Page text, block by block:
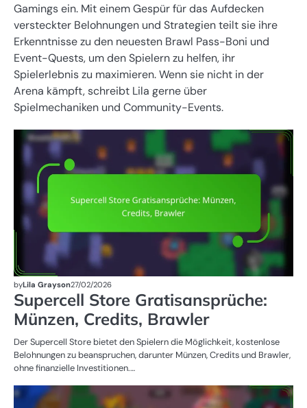
Gamings ein. Mit einem Gespür für das Aufdecken
versteckter Belohnungen und Strategien teilt sie ihre
Erkenntnisse zu den neuesten Brawl Pass-Boni und
Event-Quests, um den Spielern zu helfen, ihr
Spielerlebnis zu maximieren. Wenn sie nicht in der
Arena kämpft, schreibt Lila gerne über
Spielmechaniken und Community-Events.
byLila Grayson27/02/2026
Supercell Store Gratisansprüche:
Münzen, Credits, Brawler
Der Supercell Store bietet den Spielern die Möglichkeit, kostenlose
Belohnungen zu beanspruchen, darunter Münzen, Credits und Brawler,
ohne finanzielle Investitionen.…